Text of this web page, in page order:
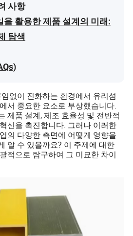
사항
을 활용한 제품 설계의 미래:
탐색
없이 진화하는 환경에서 유리섬
서 중요한 요소로 부상했습니다.
제품 설계, 제조 효율성 및 전반적
신을 촉진합니다. 그러나 이러한
의 다양한 측면에 어떻게 영향을
알 수 있을까요? 이 주제에 대한
적으로 탐구하여 그 미묘한 차이